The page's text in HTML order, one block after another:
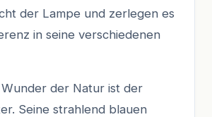
der Lampe und zerlegen es
in seine verschiedenen
der Natur ist der
Seine strahlend blauen